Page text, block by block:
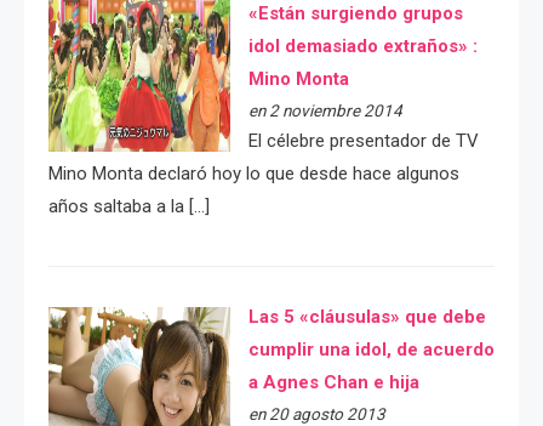
«Están surgiendo grupos
idol demasiado extraños» :
Mino Monta
en 2 noviembre 2014
El célebre presentador de TV
Mino Monta declaró hoy lo que desde hace algunos
años saltaba a la […]
Las 5 «cláusulas» que debe
cumplir una idol, de acuerdo
a Agnes Chan e hija
en 20 agosto 2013